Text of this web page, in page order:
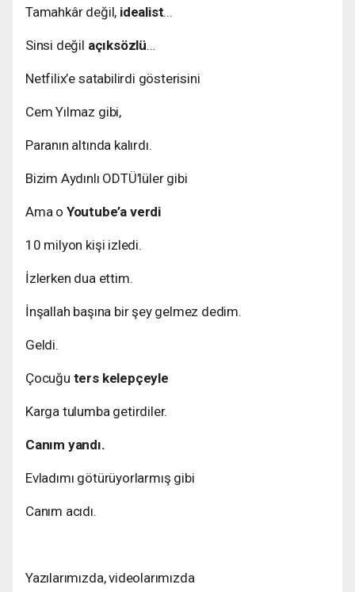
Tamahkâr değil, idealist...
Sinsi değil açıksözlü…
Netfilix’e satabilirdi gösterisini
Cem Yılmaz gibi,
Paranın altında kalırdı.
Bizim Aydınlı ODTÜ’lüler gibi
Ama o Youtube’a verdi
10 milyon kişi izledi.
İzlerken dua ettim.
İnşallah başına bir şey gelmez dedim.
Geldi.
Çocuğu ters kelepçeyle
Karga tulumba getirdiler.
Canım yandı.
Evladımı götürüyorlarmış gibi
Canım acıdı.
Yazılarımızda, videolarımızda